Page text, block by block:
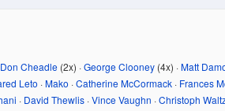
Don Cheadle (2x) ·George Clooney (4x) ·Matt
Leto ·Mako ·Catherine McCormack · Frances
· David Thewlis ·Vince Vaughn ·Christoph